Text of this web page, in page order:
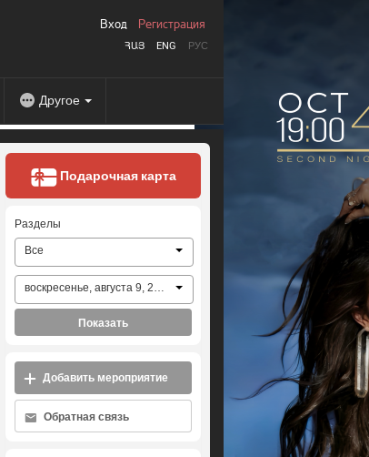
ՀԱՅ ENG РУС
Вход Регистрация
Другое
Подарочная карта
Разделы
Все
воскресенье, августа 9, 2026
Показать
Добавить мероприятие
Обратная связь